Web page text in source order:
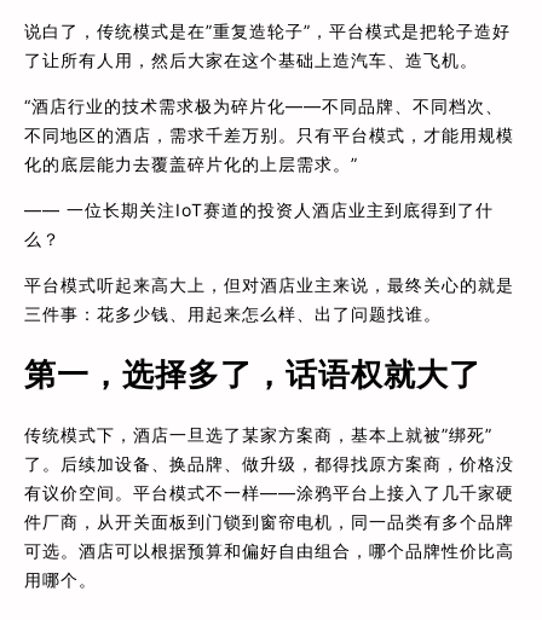
说白了，传统模式是在”重复造轮子”，平台模式是把轮子造好
了让所有人用，然后大家在这个基础上造汽车、造飞机。
“酒店行业的技术需求极为碎片化——不同品牌、不同档次、
不同地区的酒店，需求千差万别。只有平台模式，才能用规模
化的底层能力去覆盖碎片化的上层需求。”
—— 一位长期关注IoT赛道的投资人酒店业主到底得到了什
么？
平台模式听起来高大上，但对酒店业主来说，最终关心的就是
三件事：花多少钱、用起来怎么样、出了问题找谁。
第一，选择多了，话语权就大了
传统模式下，酒店一旦选了某家方案商，基本上就被”绑死”
了。后续加设备、换品牌、做升级，都得找原方案商，价格没
有议价空间。平台模式不一样——涂鸦平台上接入了几千家硬
件厂商，从开关面板到门锁到窗帘电机，同一品类有多个品牌
可选。酒店可以根据预算和偏好自由组合，哪个品牌性价比高
用哪个。